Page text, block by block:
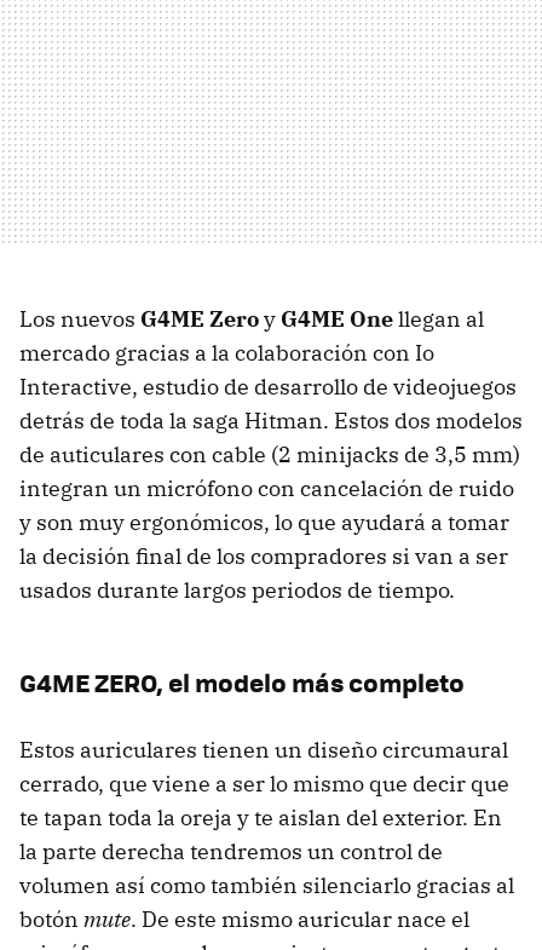
Los nuevos G4ME Zeroy G4ME Onellegan al
mercado gracias a la colaboración con Io
Interactive, estudio de desarrollo de videojuegos
detrás de toda la saga Hitman. Estos dos modelos
de auticulares con cable (2 minijacks de 3,5 mm)
integran un micrófono con cancelación de ruido
y son muy ergonómicos, lo que ayudará a tomar
la decisión final de los compradores si van a ser
usados durante largos periodos de tiempo.
G4ME ZERO, el modelo más completo
Estos auriculares tienen un diseño circumaural
cerrado, que viene a ser lo mismo que decir que
te tapan toda la oreja y te aislan del exterior. En
la parte derecha tendremos un control de
volumen así como también silenciarlo gracias al
botón mute. De este mismo auricular nace el